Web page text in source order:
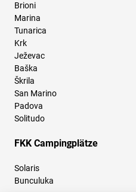
Brioni
Marina
Tunarica
Krk
Ježevac
Baška
Škrila
San Marino
Padova
Solitudo
FKK Campingplätze
Solaris
Bunculuka